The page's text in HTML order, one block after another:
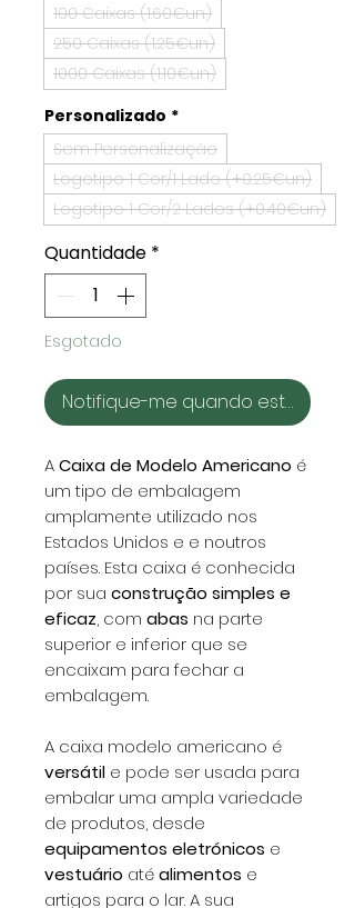
100 Caixas (1.60€un)
250 Caixas (1.25€un)
1000 Caixas (1.10€un)
Personalizado *
Sem Personalização
Logotipo 1 Cor/1 Lado (+0.25€un)
Logotipo 1 Cor/2 Lados (+0.40€un)
Quantidade *
Esgotado
Notifique-me quando estiver
ACaixa de Modelo Americano é
um tipo de embalagem
amplamente utilizado nos
Estados Unidos e e noutros
países. Esta caixa é conhecida
por sua construção simples e
eficaz, com abas na parte
superior e inferior que se
encaixam para fechar a
embalagem.
A caixa modelo americano é
versátil e pode ser usada para
embalar uma ampla variedade
de produtos, desde
equipamentos eletrónicos e
vestuário atéalimentos e
artigos para o lar. A sua